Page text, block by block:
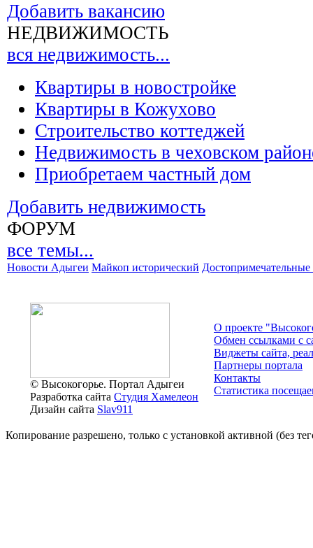
Добавить вакансию
НЕДВИЖИМОСТЬ
вся недвижимость...
Квартиры в новостройке
Квартиры в Кожухово
Строительство коттеджей
Недвижимость в чеховском
Приобретаем частный дом
Добавить недвижимость
ФОРУМ
все темы...
Новости Адыгеи Майкоп исторический Достопримечательные
© Высокогорье. Портал Адыгеи
Разработка сайта Студия Хамелеон
Дизайн сайта Slav911
О проекте
Обмен ссылками c
Виджеты сайта,
Партнеры портала
Контакты
Статистика
Копирование разрешено, только с установкой активной (без